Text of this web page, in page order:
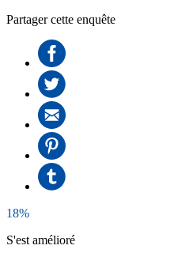
Partager cette enquête
18%
S'est amélioré